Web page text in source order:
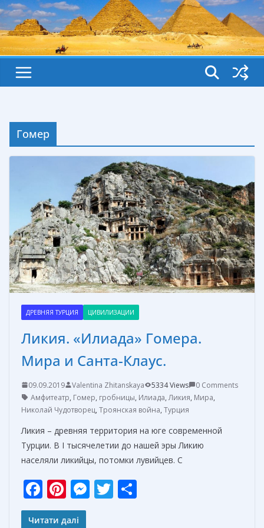
Гомер
ДРЕВНЯЯ ТУРЦИЯ ЦИВИЛИЗАЦИИ
Ликия. «Илиада» Гомера.
Мира и Санта-Клаус.
09.09.2019 Valentina Zhitanskaya 5334 Views
0 Comments
Амфитеатр, Гомер, гробницы, Илиада,Ликия, Мира,
Николай Чудотворец, Троянская война, Турция
Ликия – древняя территория на юге современной
Турции. В I тысячелетии до нашей эры Ликию
населяли ликийцы, потомки лувийцев. С
F
ac
Pi
nt
M T
Читати далі